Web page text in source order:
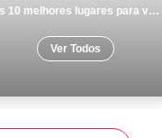
Os 10 melhores lugares para visitar em Vila do Conde
Ver Todos